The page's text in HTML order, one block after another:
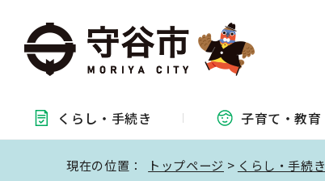
くらし・ 手続き 子育て・教育
現在の位置： トップページ > くらし・手続き